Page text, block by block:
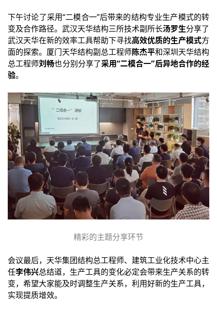
下午讨论了采用“二模合一”后带来的结构专业生产模式的转
变及合作路径。武汉天华结构三所技术副所长汤罗生分享了
武汉天华在新的效率工具帮助下寻找高效优质的生产模式方
面的探索。厦门天华结构副总工程师陈杰平和深圳天华结构
总工程师刘畅也分别分享了采用“二模合一”后异地合作的经
验。
精彩的主题分享环节
会议最后，天华集团结构总工程师、 建筑工业化技术中心主
任李伟兴总结道，生产工具的变化必定会带来生产关系的转
变，希望大家能及时调整生产关系，利用好新的生产工具，
实现提质增效。